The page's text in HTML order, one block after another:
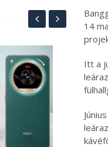
2026.
5
14
Itt a